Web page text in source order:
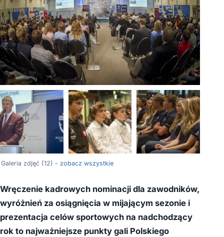
Galeria zdjęć (12) - zobacz wszystkie
Wręczenie kadrowych nominacji dla zawodników,
wyróżnień za osiągnięcia w mijającym sezonie i
prezentacja celów sportowych na nadchodzący
rok to najważniejsze punkty gali Polskiego